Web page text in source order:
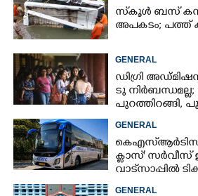
സ്‌കൂൾ ബസ്
അപകടം; പത്ത്
GENERAL
ഡിഗ്രി
ടു
പുറത്തിറങ്ങി,
അറിയാം
GENERAL
ക്ളാസ്'
വാട്‌സാപ്പിൽ
9447071021
GENERAL